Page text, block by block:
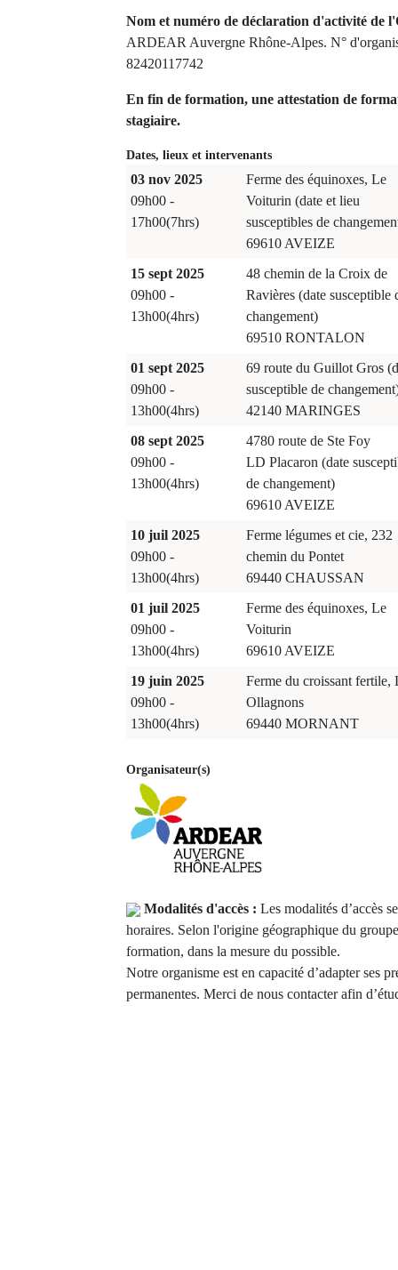
Nom et numéro de déclaration d'activité de
ARDEAR Auvergne Rhône-Alpes. N°
82420117742
En fin de formation, une attestation de
stagiaire.
Dates, lieux et intervenants
03 nov 2025
09h00 -
17h00(7hrs)
Ferme des équinoxes, Le
Voiturin (date et lieu
susceptibles de
69610 AVEIZE
15 sept 2025
09h00 -
13h00(4hrs)
48 chemin de la Croix de
Ravières (date susceptible
changement)
69510 RONTALON
01 sept 2025
09h00 -
13h00(4hrs)
69 route du Guillot Gros
susceptible de
42140 MARINGES
08 sept 2025
09h00 -
13h00(4hrs)
4780 route de Ste Foy
LD Placaron (date
de changement)
69610 AVEIZE
10 juil 2025
09h00 -
13h00(4hrs)
Ferme légumes et cie, 232
chemin du Pontet
69440 CHAUSSAN
01 juil 2025
09h00 -
13h00(4hrs)
Ferme des équinoxes, Le
Voiturin
69610 AVEIZE
19 juin 2025
09h00 -
13h00(4hrs)
Ferme du croissant fertile,
Ollagnons
69440 MORNANT
Organisateur(s)
Modalités d'accès : Les modalités d’accès
horaires. Selon l'origine géographique du
formation, dans la mesure du possible.
Notre organisme est en capacité d’adapter ses
permanentes. Merci de nous contacter afin